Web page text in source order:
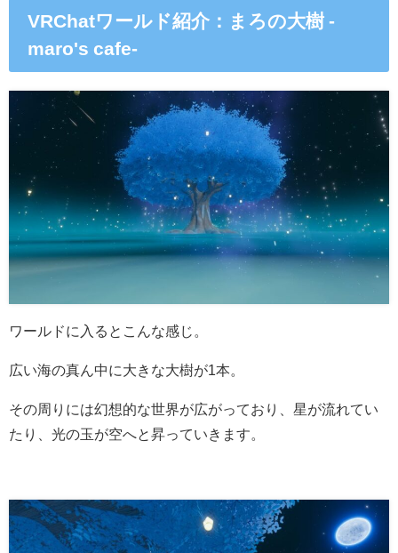
VRChatワールド紹介：まろの大樹 -
maro's cafe-
ワールドに入るとこんな感じ。
広い海の真ん中に大きな大樹が1本。
その周りには幻想的な世界が広がっており、星が流れてい
たり、光の玉が空へと昇っていきます。